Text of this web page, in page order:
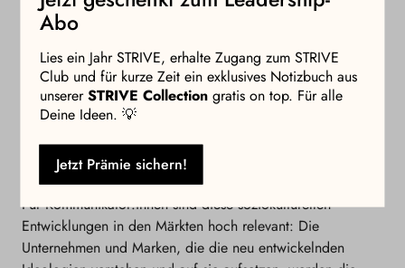
individuelle“ Individualisierung innerhalb von selbst
gewählten (Werte-)Gemeinschaften. Die alten Insignien des
Super-Individualismus weichen zunehmend dem Wunsch
nach Verbundenheit, Zugehörigkeit und sozialer Resonanz.
Dabei wächst nicht nur das Bewusstsein für Beziehungen zu
anderen Menschen, sondern auch zur Natur und den
Dingen, die uns umgeben. Der aktuelle Krieg wirkt hier wie
ein weiterer Katalysator, macht uns das Zukunftsinstitut
Hoffnung.
Für Kommunikator:innen sind diese soziokulturellen
Entwicklungen in den Märkten hoch relevant: Die
Unternehmen und Marken, die die neu entwickelnden
Abo
Lies ein Jahr STRIVE, erhalte Zugang zum STRIVE
Club und für kurze Zeit ein exklusives Notizbuch aus
unsererSTRIVE Collection gratis on top. Für alle
Deine Ideen. 💡
Jetzt Prämie sichern!